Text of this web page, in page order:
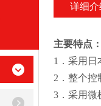
详细介
主要特点
1 ． 采用 日
2 ． 整个控
3 ． 采用微